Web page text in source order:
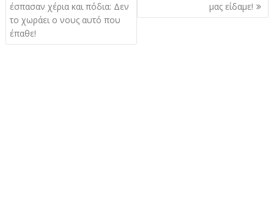
έσπασαν χέρια και πόδια: Δεν
το χωράει ο νους αυτό που
έπαθε!
μας είδαμε!